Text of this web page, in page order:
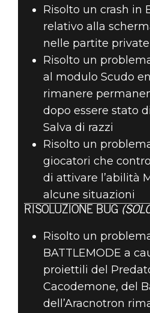
Risolto un crash in
relativo alla
nelle partite private
Risolto un
al modulo Scudo
rimanere
dopo essere stato
Salva di razzi
Risolto un
giocatori che
di attivare l’abilità
alcune situazioni
RISOLUZIONE BUG
Risolto un
BATTLEMODE a
proiettili del
Cacodemone, del
dell’Aracnotron